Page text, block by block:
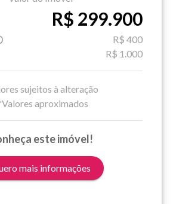
R$ 299.900
R$ 400
R$ 1.000
sujeitos à alteração
aproximados
este imóvel!
mais informações